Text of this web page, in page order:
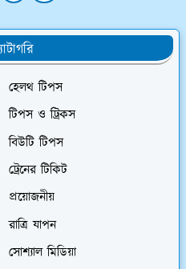
হেলথ টিপস
টিপস ও ট্রিকস
বিউটি টিপস
ট্রেনের টিকিট
প্রয়োজনীয়
রাত্রি যাপন
সোশ্যাল মিডিয়া